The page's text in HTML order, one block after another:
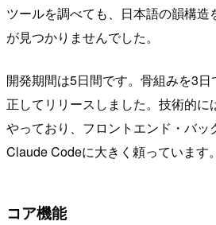
ツールを調べても、日本語の韻構
が見つかりませんでした。
開発期間は5日間です。骨組みを3
正してリリースしました。技術的に
やっており、フロントエンド・バッ
Claude Codeに大きく頼っています。
コア機能